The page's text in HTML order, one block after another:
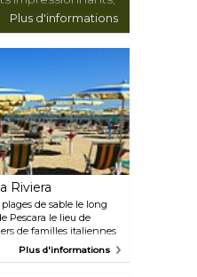
magnifiques
parfaits pour le
voyageurs actifs.
Plus d'informations
Riviera
de sable le long
Pescara le lieu de
de familles italiennes
visiteurs étrangers. La
Plus d'informations